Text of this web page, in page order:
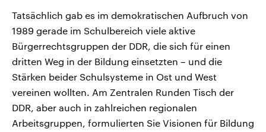
Tatsächlich gab es im demokratischen Aufbruch von
1989 gerade im Schulbereich viele aktive
Bürgerrechtsgruppen der DDR, die sich für einen
dritten Weg in der Bildung einsetzten – und die
Stärken beider Schulsysteme in Ost und West
vereinen wollten. Am Zentralen Runden Tisch der
DDR, aber auch in zahlreichen regionalen
Arbeitsgruppen, formulierten Sie Visionen für Bildung